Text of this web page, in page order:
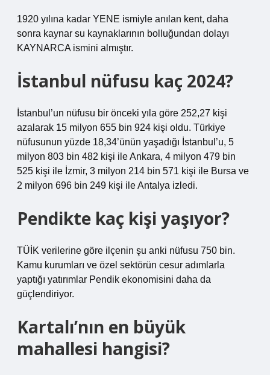
1920 yılına kadar YENE ismiyle anılan kent, daha
sonra kaynar su kaynaklarının bolluğundan dolayı
KAYNARCA ismini almıştır.
İstanbul nüfusu kaç 2024?
İstanbul’un nüfusu bir önceki yıla göre 252,27 kişi
azalarak 15 milyon 655 bin 924 kişi oldu. Türkiye
nüfusunun yüzde 18,34’ünün yaşadığı İstanbul’u, 5
milyon 803 bin 482 kişi ile Ankara, 4 milyon 479 bin
525 kişi ile İzmir, 3 milyon 214 bin 571 kişi ile Bursa ve
2 milyon 696 bin 249 kişi ile Antalya izledi.
Pendikte kaç kişi yaşıyor?
TÜİK verilerine göre ilçenin şu anki nüfusu 750 bin.
Kamu kurumları ve özel sektörün cesur adımlarla
yaptığı yatırımlar Pendik ekonomisini daha da
güçlendiriyor.
Kartalı’nın en büyük
mahallesi hangisi?